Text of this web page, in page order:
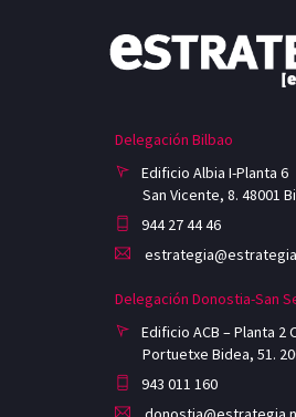
Delegación Bilbao
Edificio Albia I-Planta 6
San Vicente, 8. 48001
944 27 44 46
Delegación Donostia-San
Edificio ACB – Planta 2
Portuetxe Bidea, 51.
943 011 160